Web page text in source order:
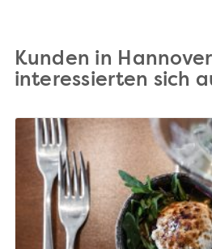
Kunden in Hannover
interessierten sich